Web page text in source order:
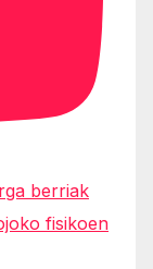
berriak
fisikoen